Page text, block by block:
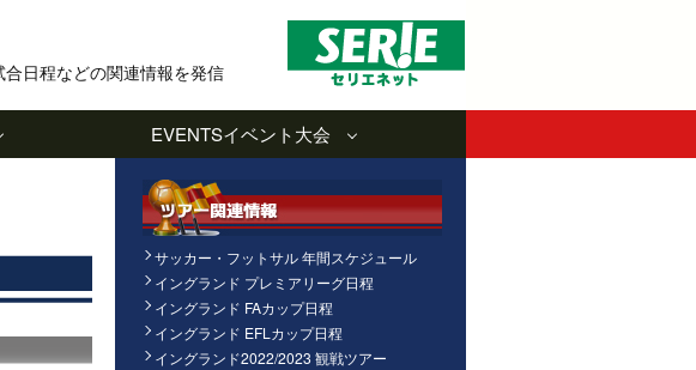
日程などの関連情報を発信
EVENTSイベント大会
サッカー・フットサル 年間スケジュール
イングランド プレミアリーグ日程
イングランド FAカップ日程
イングランド EFLカップ日程
イングランド2022/2023 観戦ツアー